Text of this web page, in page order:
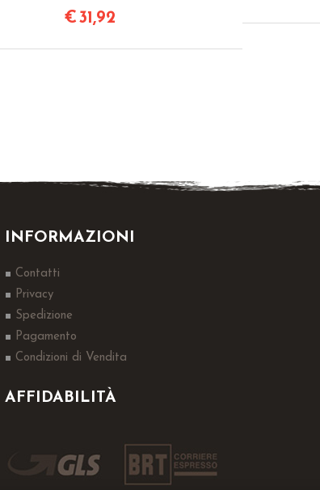
€ 31,92
INFORMAZIONI
Contatti
Privacy
Spedizione
Pagamento
Condizioni di Vendita
AFFIDABILITÀ